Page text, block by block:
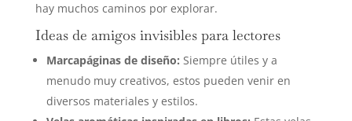
hay muchos caminos por explorar.
Ideas de amigos invisibles para lectores
Marcapáginas de diseño: Siempre útiles y a
menudo muy creativos, estos pueden venir en
diversos materiales y estilos.